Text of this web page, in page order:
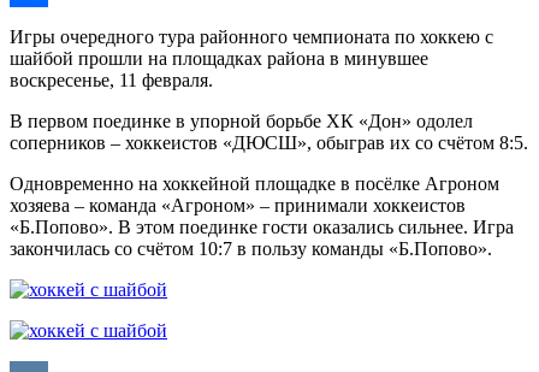
Отправить
Игры очередного тура районного чемпионата по хоккею с
шайбой прошли на площадках района в минувшее
воскресенье, 11 февраля.
В первом поединке в упорной борьбе ХК «Дон» одолел
соперников – хоккеистов «ДЮСШ», обыграв их со счётом 8:5.
Одновременно на хоккейной площадке в посёлке Агроном
хозяева – команда «Агроном» – принимали хоккеистов
«Б.Попово». В этом поединке гости оказались сильнее. Игра
закончилась со счётом 10:7 в пользу команды «Б.Попово».